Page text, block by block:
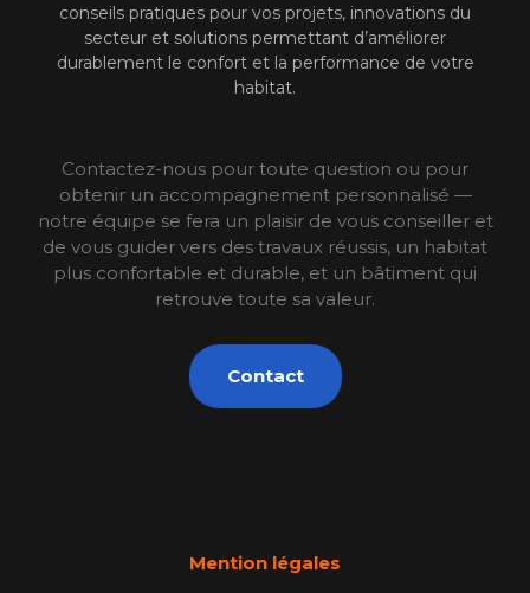
conseils pratiques pour vos projets, innovations du
secteur et solutions permettant d’améliorer
durablement le confort et la performance de votre
habitat.
Contactez-nous pour toute question ou pour
obtenir un accompagnement personnalisé —
notre équipe se fera un plaisir de vous conseiller et
de vous guider vers des travaux réussis, un habitat
plus confortable et durable, et un bâtiment qui
retrouve toute sa valeur.
Contact
Mention légales